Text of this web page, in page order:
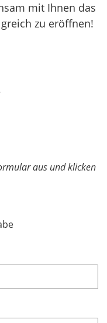
mit Ihnen das
zu eröffnen!
aus und klicken